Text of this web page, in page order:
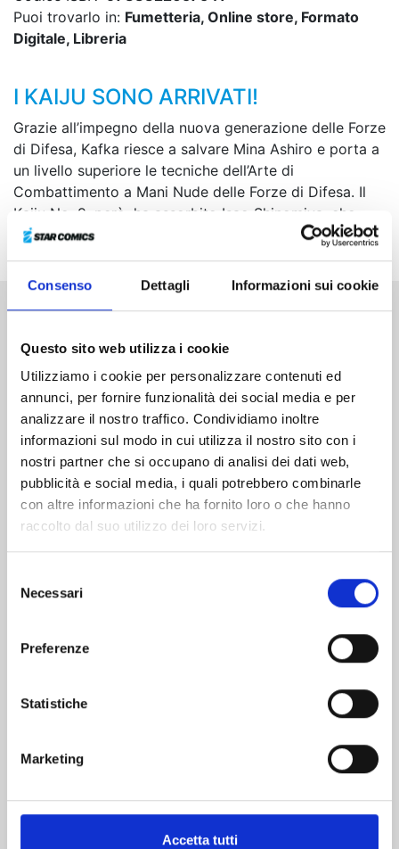
Consenso Dettagli Informazioni sui cookie
Questo sito web utilizza i cookie
Utilizziamo i cookie per personalizzare contenuti ed
annunci, per fornire funzionalità dei social media e per
analizzare il nostro traffico. Condividiamo inoltre
informazioni sul modo in cui utilizza il nostro sito con i
nostri partner che si occupano di analisi dei dati web,
pubblicità e social media, i quali potrebbero combinarle
con altre informazioni che ha fornito loro o che hanno
raccolto dal suo utilizzo dei loro servizi.
delNecessari
Preferenze
Statistiche
Marketing
Accetta tutti
Puoi trovarlo in: Fumetteria, Online store, Formato
Digitale, Libreria
I KAIJU SONO ARRIVATI!
Grazie all’impegno della nuova generazione delle Forze
di Difesa, Kafka riesce a salvare Mina Ashiro e porta a
un livello superiore le tecniche dell’Arte di
Combattimento a Mani Nude delle Forze di Difesa. Il
Kaiju No. 9, però, ha assorbito Isao Shinomiya, che
quelle tecniche le conosceva molto bene...
Altri volumi della serie